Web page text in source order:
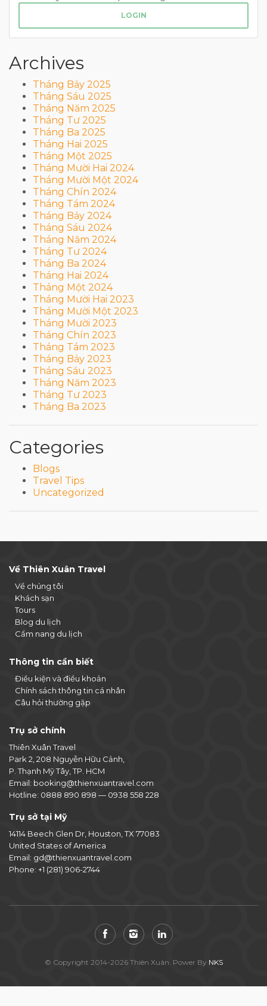
LOGIN
Archives
Tháng Bảy 2025
Tháng Sáu 2025
Tháng Năm 2025
Tháng Tư 2025
Tháng Ba 2025
Tháng Hai 2025
Tháng Một 2025
Tháng Mười Hai 2024
Tháng Mười Một 2024
Tháng Chín 2024
Tháng Tám 2024
Tháng Bảy 2024
Tháng Sáu 2024
Tháng Năm 2024
Tháng Tư 2024
Tháng Ba 2024
Tháng Hai 2024
Tháng Một 2024
Tháng Mười Hai 2023
Tháng Mười Một 2023
Tháng Mười 2023
Tháng Chín 2023
Tháng Tám 2023
Tháng Bảy 2023
Tháng Sáu 2023
Tháng Năm 2023
Tháng Tư 2023
Tháng Ba 2023
Categories
Blogs
Travel Tips
Uncategorized
Về Thiên Xuân Travel
Về chúng tôi
Khách sạn
Tours
Blog du lịch
Cẩm nang du lịch
Thông tin cần biết
Điều kiện và điều khoản
Chính sách thông tin cá nhân
Câu hỏi thường gặp
Trụ sở chính
Thiên Xuân Travel
Park 2, 208 Nguyễn Hữu Cảnh,
P. Thạnh Mỹ Tây, TP. HCM
Email: booking@thienxuantravel.com
Hotline: 0888 890 898 — 0938 558 228
Trụ sở tại Mỹ
14114 Beech Glen Dr, Houston, TX 77083
United States of America
Email: gd@thienxuantravel.com
Phone: +1 (281) 906-2744
© Copyright 2014-2026 Thiên Xuân. Power By NKS